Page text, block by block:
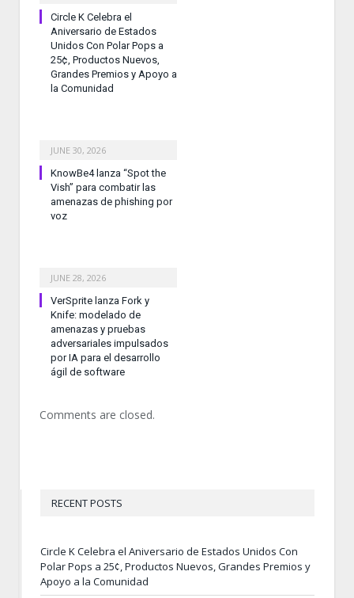
Circle K Celebra el
Aniversario de Estados
Unidos Con Polar Pops a
25¢, Productos Nuevos,
Grandes Premios y Apoyo a
la Comunidad
JUNE 30, 2026
KnowBe4 lanza “Spot the
Vish” para combatir las
amenazas de phishing por
voz
JUNE 28, 2026
VerSprite lanza Fork y
Knife: modelado de
amenazas y pruebas
adversariales impulsados
por IA para el desarrollo
ágil de software
Comments are closed.
RECENT POSTS
Circle K Celebra el Aniversario de Estados Unidos Con
Polar Pops a 25¢, Productos Nuevos, Grandes Premios y
Apoyo a la Comunidad